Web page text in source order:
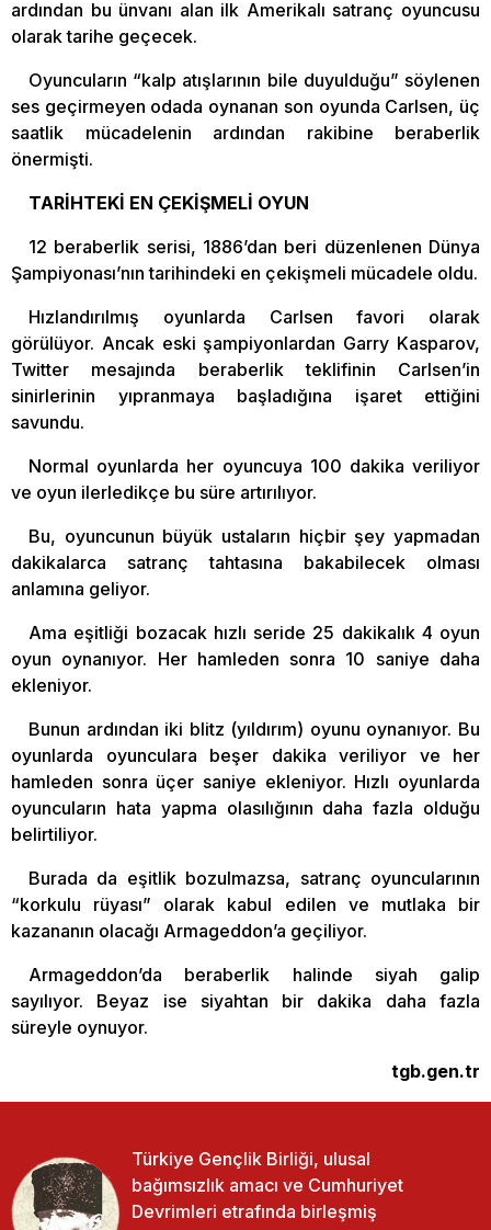
ardından bu ünvanı alan ilk Amerikalı satranç oyuncusu
olarak tarihe geçecek.
Oyuncuların “kalp atışlarının bile duyulduğu” söylenen
ses geçirmeyen odada oynanan son oyunda Carlsen, üç
saatlik mücadelenin ardından rakibine beraberlik
önermişti.
TARİHTEKİ EN ÇEKİŞMELİ OYUN
12 beraberlik serisi, 1886’dan beri düzenlenen Dünya
Şampiyonası’nın tarihindeki en çekişmeli mücadele oldu.
Hızlandırılmış oyunlarda Carlsen favori olarak
görülüyor. Ancak eski şampiyonlardan Garry Kasparov,
Twitter mesajında beraberlik teklifinin Carlsen’in
sinirlerinin yıpranmaya başladığına işaret ettiğini
savundu.
Normal oyunlarda her oyuncuya 100 dakika veriliyor
ve oyun ilerledikçe bu süre artırılıyor.
Bu, oyuncunun büyük ustaların hiçbir şey yapmadan
dakikalarca satranç tahtasına bakabilecek olması
anlamına geliyor.
Ama eşitliği bozacak hızlı seride 25 dakikalık 4 oyun
oyun oynanıyor. Her hamleden sonra 10 saniye daha
ekleniyor.
Bunun ardından iki blitz (yıldırım) oyunu oynanıyor. Bu
oyunlarda oyunculara beşer dakika veriliyor ve her
hamleden sonra üçer saniye ekleniyor. Hızlı oyunlarda
oyuncuların hata yapma olasılığının daha fazla olduğu
belirtiliyor.
Burada da eşitlik bozulmazsa, satranç oyuncularının
“korkulu rüyası” olarak kabul edilen ve mutlaka bir
kazananın olacağı Armageddon’a geçiliyor.
Armageddon’da beraberlik halinde siyah galip
sayılıyor. Beyaz ise siyahtan bir dakika daha fazla
süreyle oynuyor.
tgb.gen.tr
Türkiye Gençlik Birliği, ulusal
bağımsızlık amacı ve Cumhuriyet
Devrimleri etrafında birleşmiş